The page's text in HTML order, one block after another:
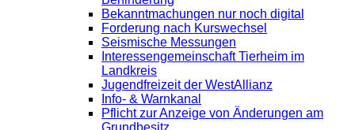
Bekanntmachungen nur noch digital
Forderung nach Kurswechsel
Seismische Messungen
Interessengemeinschaft Tierheim im
Landkreis
Jugendfreizeit der WestAllianz
Info- & Warnkanal
Pflicht zur Anzeige von Änderungen am
Grundbesitz